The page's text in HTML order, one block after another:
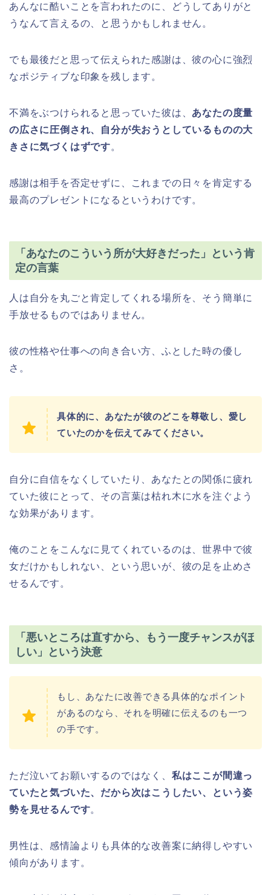
あんなに酷いことを言われたのに、どうしてありがと
うなんて言えるの、と思うかもしれません。
でも最後だと思って伝えられた感謝は、彼の心に強烈
なポジティブな印象を残します。
不満をぶつけられると思っていた彼は、 あなたの度量
の広さに圧倒され、自分が失おうとしているものの大
きさに気づくはずです。
感謝は相手を否定せずに、これまでの日々を肯定する
最高のプレゼントになるというわけです。
「あなたのこういう所が大好きだった」という肯
定の言葉
人は自分を丸ごと肯定してくれる場所を、そう簡単に
手放せるものではありません。
彼の性格や仕事への向き合い方、ふとした時の優し
さ。
具体的に、あなたが彼のどこを尊敬し、愛し
ていたのかを伝えてみてください。
自分に自信をなくしていたり、あなたとの関係に疲れ
ていた彼にとって、その言葉は枯れ木に水を注ぐよう
な効果があります。
俺のことをこんなに見てくれているのは、世界中で彼
女だけかもしれない、という思いが、彼の足を止めさ
せるんです。
「悪いところは直すから、もう一度チャンスがほ
しい」という決意
もし、あなたに改善できる具体的なポイント
があるのなら、それを明確に伝えるのも一つ
の手です。
ただ泣いてお願いするのではなく、 私はここが間違っ
ていたと気づいた、だから次はこうしたい、という姿
勢を見せるんです。
男性は、感情論よりも具体的な改善案に納得しやすい
傾向があります。